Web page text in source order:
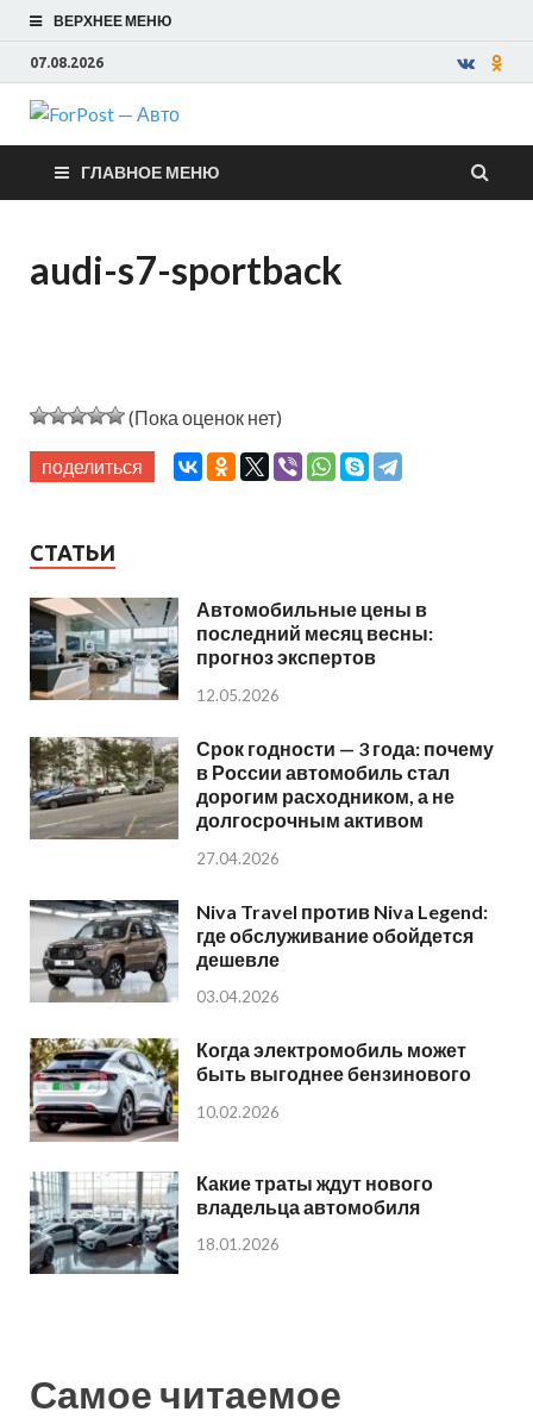
ВЕРХНЕЕ МЕНЮ
07.08.2026
ForPost —
Авто
ГЛАВНОЕ МЕНЮ
audi-s7-sportback
(Пока оценок нет)
поделиться
СТАТЬИ
Автомобильные цены в
последний месяц весны:
прогноз экспертов
12.05.2026
Срок годности — 3 года: почему
в России автомобиль стал
дорогим расходником, а не
долгосрочным активом
27.04.2026
Niva Travel против Niva Legend:
где обслуживание обойдется
дешевле
03.04.2026
Когда электромобиль может
быть выгоднее бензинового
10.02.2026
Какие траты ждут нового
владельца автомобиля
18.01.2026
Самое читаемое